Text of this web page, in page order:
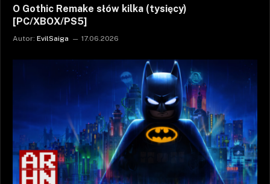
O Gothic Remake słów kilka (tysięcy)
[PC/XBOX/PS5]
Autor: EvilSaiga 17.06.2026